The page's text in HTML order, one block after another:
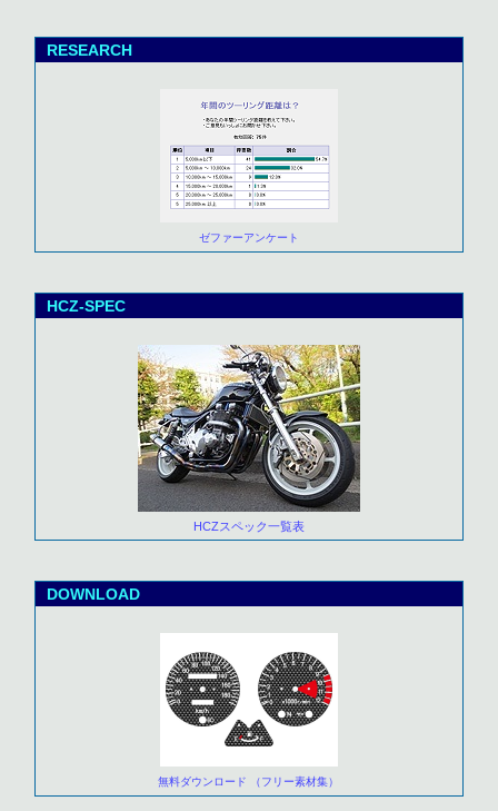
RESEARCH
ゼファーアンケート
HCZ-SPEC
HCZスペック一覧表
DOWNLOAD
無料ダウンロード （フリー素材集）